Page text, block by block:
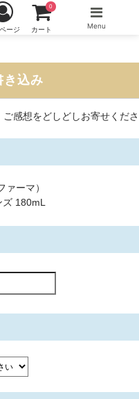
ージ カート
0
Menu
き込み
感想をどしどしお寄せくださ
ーマ）
ズ 180mL